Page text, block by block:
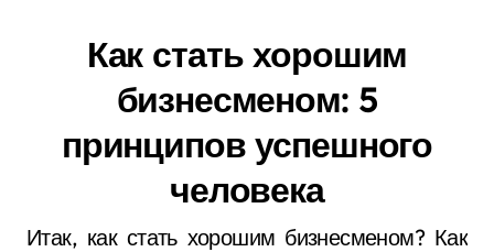
Как стать хорошим
бизнесменом: 5
принципов успешного
человека
Итак, как стать хорошим бизнесменом? Как